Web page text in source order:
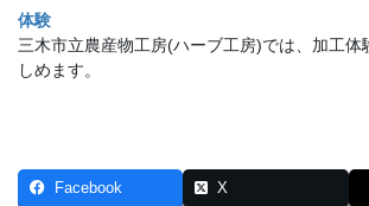
体験
三木市立農産物工房(ハーブ工房)では、加工体
しめます。
Facebook X